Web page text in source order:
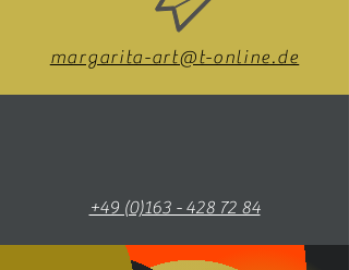
margarita-art@t-online.de
+49 (0)163 - 428 72 84